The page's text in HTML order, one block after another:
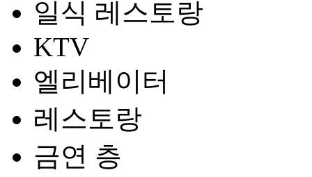
일식 레스토랑
KTV
엘리베이터
레스토랑
금연 층